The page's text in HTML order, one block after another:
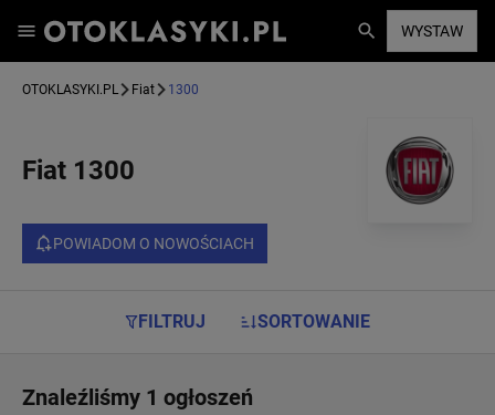
WYSTAW
OTOKLASYKI.PL Fiat 1300
Fiat 1300
POWIADOM O NOWOŚCIACH
FILTRUJ SORTOWANIE
Znaleźliśmy 1 ogłoszeń